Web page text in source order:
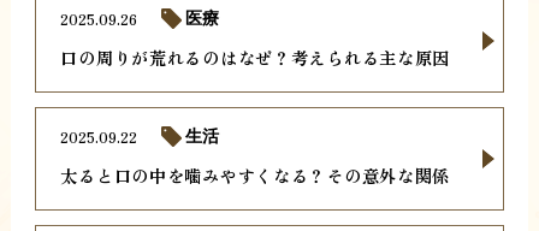
口の周りが荒れるのはなぜ？考えられる主な原因
2025.09.26 医療
太ると口の中を噛みやすくなる？その意外な関係
2025.09.22 生活